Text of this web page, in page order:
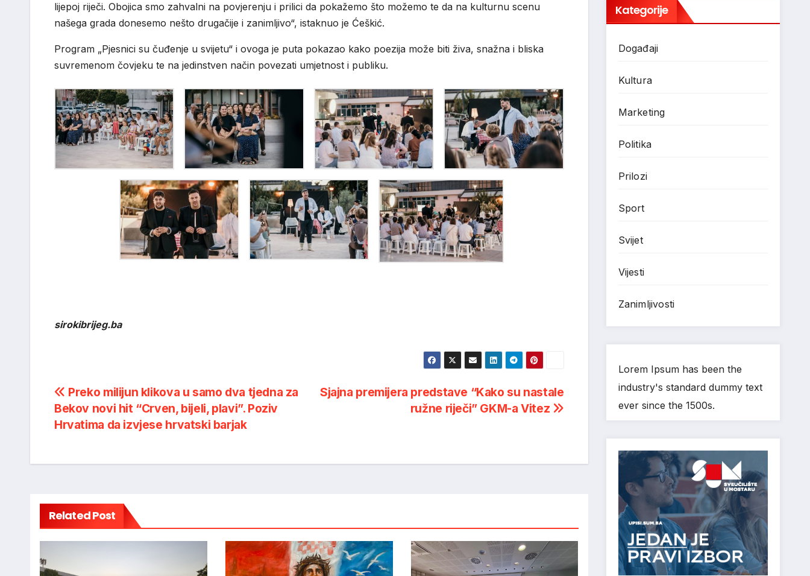
lijepoj riječi. Obojica smo zahvalni na povjerenju i prilici da pokažemo što možemo te da na kulturnu scenu
našega grada donesemo nešto drugačije i zanimljivo“, istaknuo je Ćeškić.
Program „Pjesnici su čuđenje u svijetu“ i ovoga je puta pokazao kako poezija može biti živa, snažna i bliska
suvremenom čovjeku te na jedinstven način povezati umjetnost i publiku.
sirokibrijeg.ba
Post
navigation
Sjajna premijera predstave “Kako su nastale
ružne riječi” GKM-a Vitez
Preko milijun klikova u samo dva tjedna za
Bekov novi hit “Crven, bijeli, plavi”. Poziv
Hrvatima da izvjese hrvatski barjak
Related Post
Kategorije
Događaji
Kultura
Marketing
Politika
Prilozi
Sport
Svijet
Vijesti
Zanimljivosti
Lorem Ipsum has been the
industry's standard dummy text
ever since the 1500s.